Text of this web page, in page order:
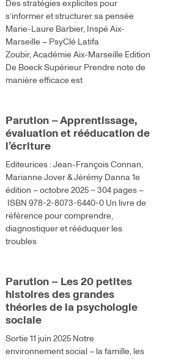
Des stratégies explicites pour
s’informer et structurer sa pensée
Marie-Laure Barbier, Inspé Aix-
Marseille – PsyClé Latifa
Zoubir, Académie Aix-Marseille Edition
De Boeck Supérieur Prendre note de
manière efficace est
Parution – Apprentissage,
évaluation et rééducation de
l’écriture
Editeurices : Jean-François Connan,
Marianne Jover & Jérémy Danna 1e
édition – octobre 2025 – 304 pages –
ISBN 978-2-8073-6440-0 Un livre de
référence pour comprendre,
diagnostiquer et rééduquer les
troubles
Parution – Les 20 petites
histoires des grandes
théories de la psychologie
sociale
Sortie 11 juin 2025 Notre
environnement social – la famille, les